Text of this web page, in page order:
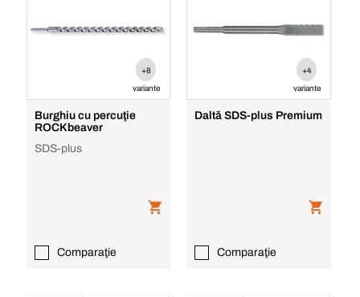
+8
variante
Burghiu cu percuţie
ROCKbeaver
SDS-plus
Comparaţie
+4
variante
Daltă SDS-plus Premium
Comparaţie